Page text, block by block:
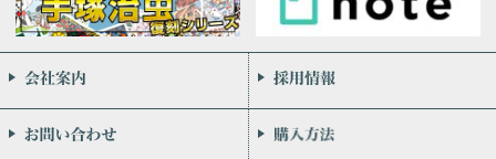
会社案内
お問い合わせ